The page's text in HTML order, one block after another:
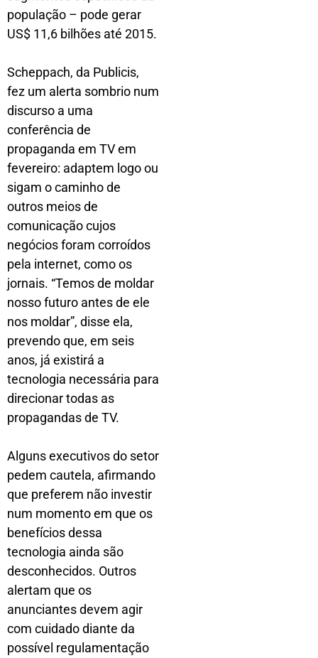
população – pode gerar
US$ 11,6 bilhões até 2015.
Scheppach, da Publicis,
fez um alerta sombrio num
discurso a uma
conferência de
propaganda em TV em
fevereiro: adaptem logo ou
sigam o caminho de
outros meios de
comunicação cujos
negócios foram corroídos
pela internet, como os
jornais. “Temos de moldar
nosso futuro antes de ele
nos moldar”, disse ela,
prevendo que, em seis
anos, já existirá a
tecnologia necessária para
direcionar todas as
propagandas de TV.
Alguns executivos do setor
pedem cautela, afirmando
que preferem não investir
num momento em que os
benefícios dessa
tecnologia ainda são
desconhecidos. Outros
alertam que os
anunciantes devem agir
com cuidado diante da
possível regulamentação